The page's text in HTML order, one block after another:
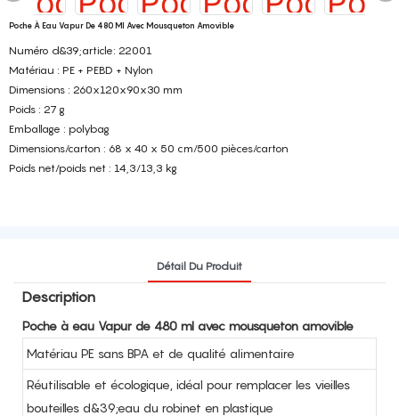
Poche À Eau Vapur De 480 Ml Avec Mousqueton Amovible
Numéro d&39;article: 22001
Matériau : PE + PEBD + Nylon
Dimensions : 260x120x90x30 mm
Poids : 27 g
Emballage : polybag
Dimensions/carton : 68 x 40 x 50 cm/500 pièces/carton
Poids net/poids net : 14,3/13,3 kg
Détail Du Produit
Description
Poche à eau Vapur de 480 ml avec mousqueton amovible
Matériau PE sans BPA et de qualité alimentaire
Réutilisable et écologique, idéal pour remplacer les vieilles
bouteilles d&39;eau du robinet en plastique